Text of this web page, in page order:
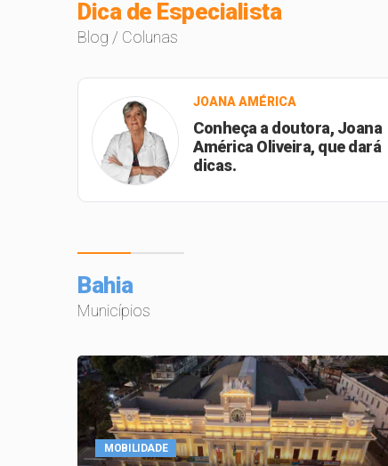
Dica de Especialista
Blog / Colunas
JOANA AMÉRICA
Conheça a doutora, Joana
América Oliveira, que dará
dicas.
Bahia
Municípios
MOBILIDADE